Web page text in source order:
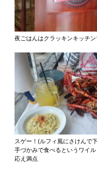
夜ごはんはクラッキンキッチ
スゲー！(ルフィ風にさけんで
手づかみで食べるというワイ
応え満点